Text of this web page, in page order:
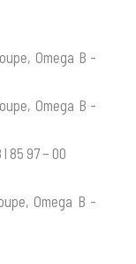
Omega B -
Omega B -
85 97 – 00
Omega B -